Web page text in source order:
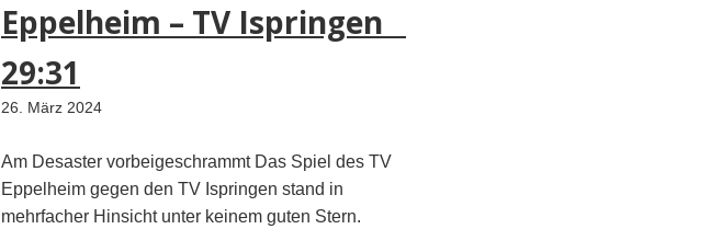
Eppelheim – TV Ispringen
29:31
26. März 2024
Am Desaster vorbeigeschrammt Das Spiel des TV
Eppelheim gegen den TV Ispringen stand in
mehrfacher Hinsicht unter keinem guten Stern.